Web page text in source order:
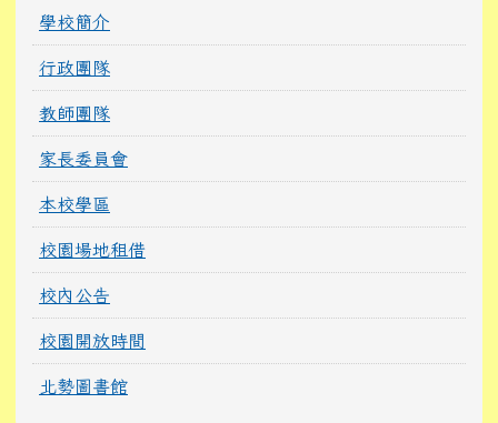
學校簡介
行政團隊
教師團隊
家長委員會
本校學區
校園場地租借
校內公告
校園開放時間
北勢圖書館